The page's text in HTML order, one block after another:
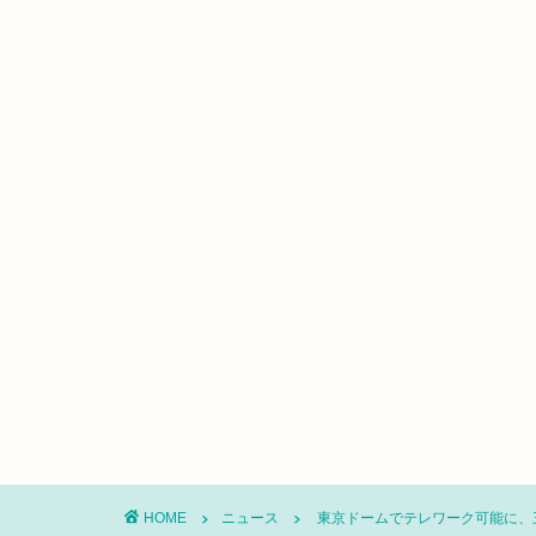
HOME ニュース 東京ドームでテレワーク可能に、